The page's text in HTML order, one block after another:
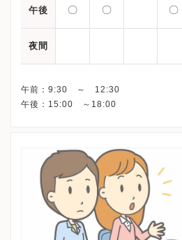
午後 〇 〇 〇
夜間
午前：9:30 ～ 12:30